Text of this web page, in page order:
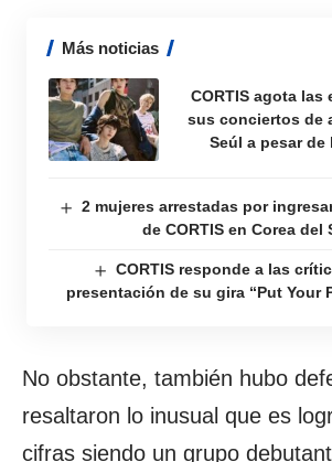
Más noticias
CORTIS agota las
sus conciertos de
Seúl a pesar
2 mujeres arrestadas por
de CORTIS en Corea del
CORTIS responde a las
presentación de su gira “Put Your
No obstante, también hubo
resaltaron lo inusual que es
cifras siendo un grupo